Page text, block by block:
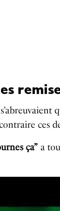
ces
ça” a